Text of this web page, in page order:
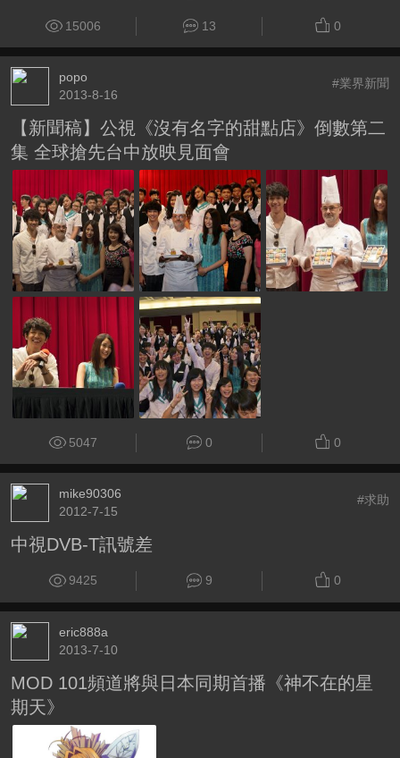
15006 13 0
popo
2013-8-16
#業界新聞
【新聞稿】公視《沒有名字的甜點店》倒數第二
集 全球搶先台中放映見面會
5047 0 0
mike90306
2012-7-15
#求助
中視DVB-T訊號差
9425 9 0
eric888a
2013-7-10
MOD 101頻道將與日本同期首播《神不在的星
期天》